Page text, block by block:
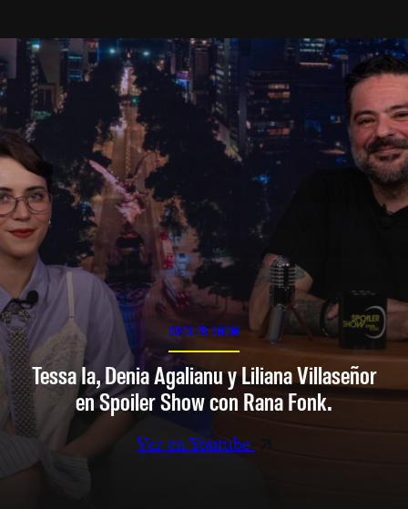
SPOILER SHOW
Tessa Ia, Denia Agalianu y Liliana Villaseñor
en Spoiler Show con Rana Fonk.
Ver en Youtube